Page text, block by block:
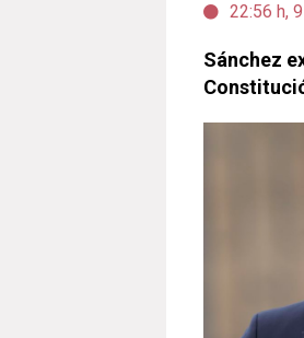
22:56 h,
Sánchez